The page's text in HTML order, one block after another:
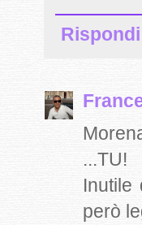
Rispondi
...TU!
Inutile
però